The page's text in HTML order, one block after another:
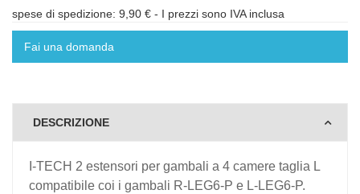
spese di spedizione: 9,90 € - I prezzi sono IVA inclusa
Fai una domanda
DESCRIZIONE
I-TECH 2 estensori per gambali a 4 camere taglia L
compatibile coi i gambali R-LEG6-P e L-LEG6-P.